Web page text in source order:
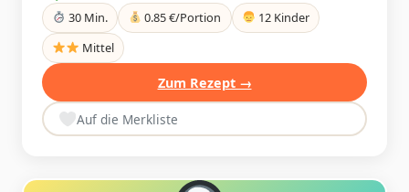
30 Min. 0.85 €/Portion
12 Kinder
Mittel
Zum Rezept →
Auf die Merkliste